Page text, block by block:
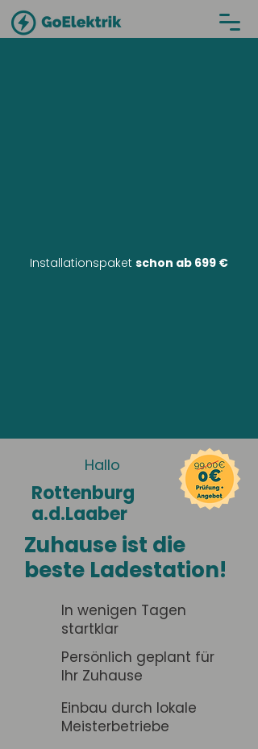
Installationspaket schon ab 699 €
Hallo
Rottenburg
a.d.Laaber
Zuhause ist die
beste Ladestation!
In wenigen Tagen
startklar
Persönlich geplant für
Ihr Zuhause
Einbau durch lokale
Meisterbetriebe